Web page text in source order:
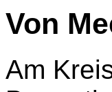
Von
Am